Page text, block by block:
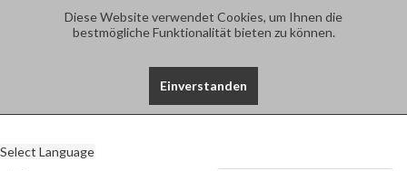
Diese Website verwendet Cookies, um Ihnen die
bestmögliche Funktionalität bieten zu können.
Einverstanden
Select Language